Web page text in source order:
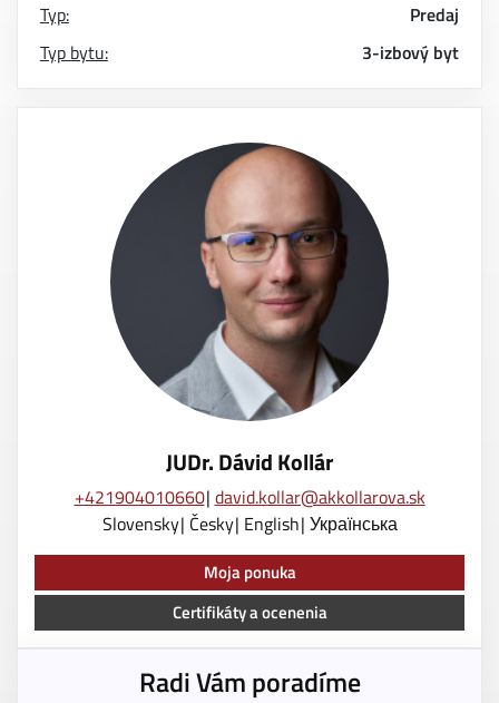
Typ:
Predaj
Typ bytu:
3-izbový byt
JUDr. Dávid Kollár
+421904010660 david.kollar@akkollarova.sk
Slovensky Česky English Українська
Moja ponuka
Certifikáty a ocenenia
Radi Vám poradíme